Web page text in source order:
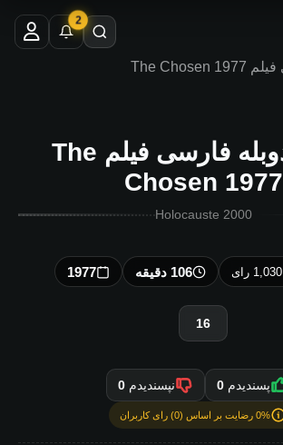
2
دانلود دوبله فارسی فیلم The
Chosen 1977
Holocauste 2000
1,030 رای 106 دقیقه 1977
16
پسندیدم 0 نپسندیدم 0
0% رضایت بر اساس (0) رای کاربران